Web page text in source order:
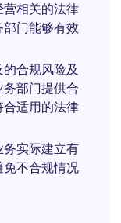
相关的法律
门能够有效
合规风险及
部门提供合
适用的法律
实际建立有
不合规情况